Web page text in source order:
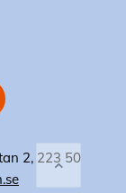
2, 223 50